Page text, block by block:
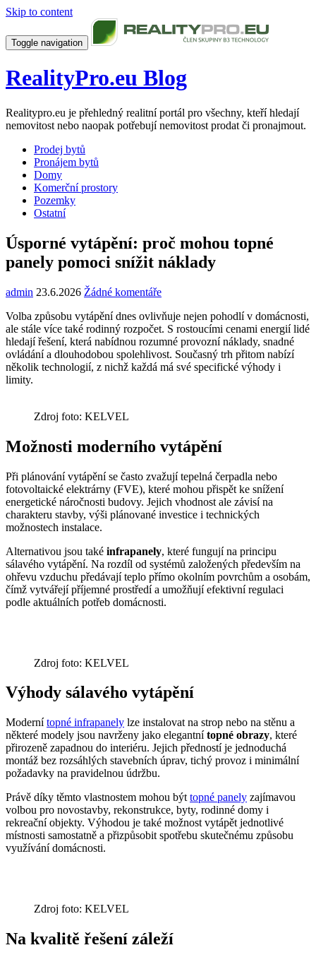
Skip to content
Toggle navigation
RealityPro.eu Blog
Realitypro.eu je přehledný realitní portál pro všechny, kteří hledají
nemovitost nebo naopak potřebují nemovitost prodat či pronajmout.
Prodej bytů
Pronájem bytů
Domy
Komerční prostory
Pozemky
Ostatní
Úsporné vytápění: proč mohou topné
panely pomoci snížit náklady
admin 23.6.2026 Žádné komentáře
Volba způsobu vytápění dnes ovlivňuje nejen pohodlí v domácnosti,
ale stále více také rodinný rozpočet. S rostoucími cenami energií lidé
hledají řešení, která nabídnou rozumné provozní náklady, snadné
ovládání a dlouhodobou spolehlivost. Současný trh přitom nabízí
několik technologií, z nichž každá má své specifické výhody i
limity.
Zdroj foto: KELVEL
Možnosti moderního vytápění
Při plánování vytápění se často zvažují tepelná čerpadla nebo
fotovoltaické elektrárny (FVE), které mohou přispět ke snížení
energetické náročnosti budovy. Jejich vhodnost ale závisí na
charakteru stavby, výši plánované investice i technických
možnostech instalace.
Alternativou jsou také infrapanely, které fungují na principu
sálavého vytápění. Na rozdíl od systémů založených především na
ohřevu vzduchu předávají teplo přímo okolním povrchům a osobám,
čímž vytvářejí příjemné prostředí a umožňují efektivní regulaci
podle aktuálních potřeb domácnosti.
Zdroj foto: KELVEL
Výhody sálavého vytápění
Modernítopné infrapanely lze instalovat na strop nebo na stěnu a
některé modely jsou navrženy jako elegantnítopné obrazy, které
přirozeně zapadnou do interiéru. Jejich předností je jednoduchá
montáž bez rozsáhlých stavebních úprav, tichý provoz i minimální
požadavky na pravidelnou údržbu.
Právě díky těmto vlastnostem mohou být topné panely zajímavou
volbou pro novostavby, rekonstrukce, byty, rodinné domy i
rekreační objekty. Výhodou je také možnost vytápět jednotlivé
místnosti samostatně a přizpůsobit spotřebu skutečnému způsobu
využívání domácnosti.
Zdroj foto: KELVEL
Na kvalitě řešení záleží